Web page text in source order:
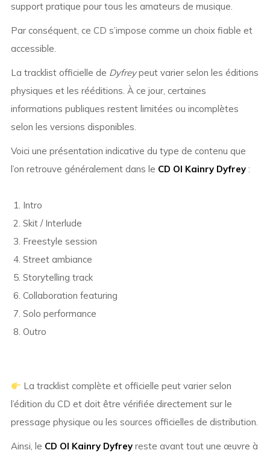
support pratique pour tous les amateurs de musique.
Par conséquent, ce CD s’impose comme un choix fiable et
accessible.
La tracklist officielle de Dyfreypeut varier selon les éditions
physiques et les rééditions. À ce jour, certaines
informations publiques restent limitées ou incomplètes
selon les versions disponibles.
Voici une présentation indicative du type de contenu que
l’on retrouve généralement dans le CD Ol Kainry Dyfrey:
Intro
Skit / Interlude
Freestyle session
Street ambiance
Storytelling track
Collaboration featuring
Solo performance
Outro
La tracklist complète et officielle peut varier selon
l’édition du CD et doit être vérifiée directement sur le
pressage physique ou les sources officielles de distribution.
Ainsi, le CD Ol Kainry Dyfreyreste avant tout une œuvre à